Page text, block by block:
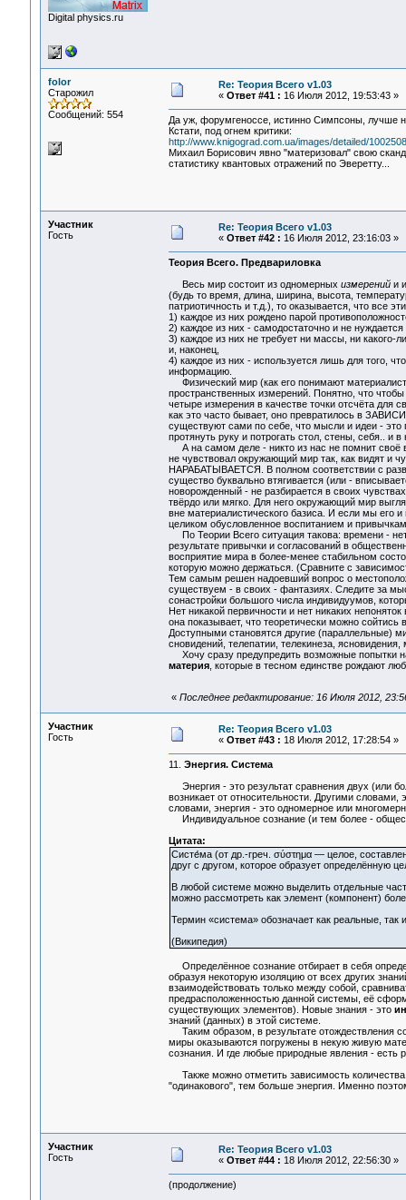
Digital physics.ru
folor
Старожил
Сообщений: 554
Re: Теория Всего v1.03
« Ответ #41 : 16 Июля 2012, 19:53:43 »
Да уж, форумгеноссе, истинно Симпсоны, лучше
Кстати, под огнем критики:
http://www.knigograd.com.ua/images/detailed/
Михаил Борисович явно "материзовал" свою
статистику квантовых отражений по Эверетту...
Участник
Гость
Re: Теория Всего v1.03
« Ответ #42 : 16 Июля 2012, 23:16:03 »
Теория Всего. Предвариловка
Весь мир состоит из одномерных измеренийи
(будь то время, длина, ширина, высота,
патриотичность и т.д.), то оказывается, что все
1) каждое из них рождено парой
2) каждое из них - самодостаточно и не
3) каждое из них не требует ни массы, ни какого-
и, наконец,
4) каждое из них - используется лишь для того,
информацию.
Физический мир (как его понимают
пространственных измерений. Понятно, что
четыре измерения в качестве точки отсчёта
как это часто бывает, оно превратилось в
существуют сами по себе, что мысли и идеи - это
протянуть руку и потрогать стол, стены, себя..
А на самом деле - никто из нас не помнит своё
не чувствовал окружающий мир так, как видят и
НАРАБАТЫВАЕТСЯ. В полном соответствии с
существо буквально втягивается (или -
новорожденный - не разбирается в своих
твёрдо или мягко. Для него окружающий мир
вне материалистического базиса. И если мы его
целиком обусловленное воспитанием и
По Теории Всего ситуация такова: времени -
результате привычки и согласований в
восприятие мира в более-менее стабильном
которую можно держаться. (Сравните с
Тем самым решен надоевший вопрос о
существуем - в своих - фантазиях. Следите за
сонастройки большого числа индивидуумов,
Нет никакой первичности и нет никаких
она показывает, что теоретически можно
Доступными становятся другие (параллельные)
сновидений, телепатии, телекинеза, ясновидения,
Хочу сразу предупредить возможные попытки
материя, которые в тесном единстве рождают
« Последнее редактирование: 16 Июля 2012,
Участник
Гость
Re: Теория Всего v1.03
« Ответ #43 : 18 Июля 2012, 17:28:54 »
11. Энергия. Система
Энергия - это результат сравнения двух (или
возникает от относительности. Другими
словами, энергия - это одномерное или
Индивидуальное сознание (и тем более -
Цитата:
Систе́ма (от др.-греч. σύστημα — целое,
друг с другом, которое образует определённую
В любой системе можно выделить отдельные
можно рассмотреть как элемент (компонент)
Термин «система» обозначает как реальные, так
(Википедия)
Определённое сознание отбирает в себя
образуя некоторую изоляцию от всех других
взаимодействовать только между собой,
предрасположенностью данной системы, её
существующих элементов). Новые знания - это
знаний (данных) в этой системе.
Таким образом, в результате отождествления
миры оказываются погружены в некую живую
сознания. И где любые природные явления - есть
Также можно отметить зависимость
"одинакового", тем больше энергия. Именно
Участник
Гость
Re: Теория Всего v1.03
« Ответ #44 : 18 Июля 2012, 22:56:30 »
(продолжение)